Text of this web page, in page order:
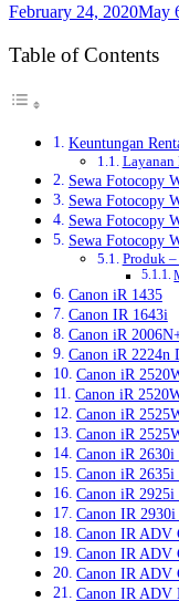
February 24, 2020May
Table of Contents
Keuntungan
Layanan
Sewa Fotocopy
Sewa Fotocopy
Sewa Fotocopy
Sewa Fotocopy
Produk
Canon iR 1435
Canon IR 1643i
Canon iR
Canon iR 2224n
Canon iR
Canon iR
Canon iR
Canon iR
Canon iR 2630i
Canon iR 2635i
Canon iR
Canon IR
Canon IR ADV
Canon IR ADV
Canon IR ADV
Canon IR ADV